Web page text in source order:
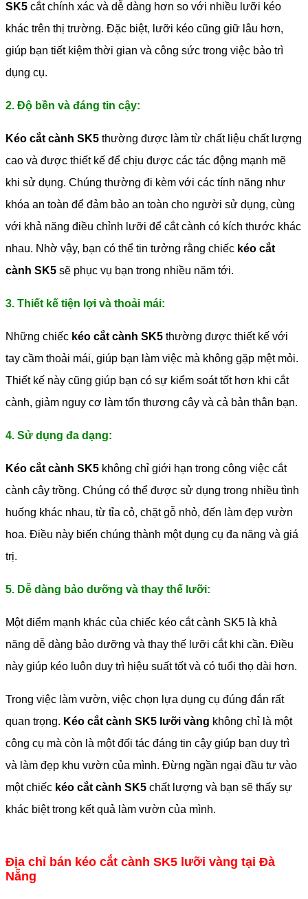
SK5 cắt chính xác và dễ dàng hơn so với nhiều lưỡi kéo
khác trên thị trường. Đặc biệt, lưỡi kéo cũng giữ lâu hơn,
giúp bạn tiết kiệm thời gian và công sức trong việc bảo trì
dụng cụ.
2. Độ bền và đáng tin cậy:
Kéo cắt cành SK5 thường được làm từ chất liệu chất lượng
cao và được thiết kế để chịu được các tác động mạnh mẽ
khi sử dụng. Chúng thường đi kèm với các tính năng như
khóa an toàn để đảm bảo an toàn cho người sử dụng, cùng
với khả năng điều chỉnh lưỡi để cắt cành có kích thước khác
nhau. Nhờ vậy, bạn có thể tin tưởng rằng chiếc kéo cắt
cành SK5 sẽ phục vụ bạn trong nhiều năm tới.
3. Thiết kế tiện lợi và thoải mái:
Những chiếc kéo cắt cành SK5 thường được thiết kế với
tay cầm thoải mái, giúp bạn làm việc mà không gặp mệt mỏi.
Thiết kế này cũng giúp bạn có sự kiểm soát tốt hơn khi cắt
cành, giảm nguy cơ làm tổn thương cây và cả bản thân bạn.
4. Sử dụng đa dạng:
Kéo cắt cành SK5 không chỉ giới hạn trong công việc cắt
cành cây trồng. Chúng có thể được sử dụng trong nhiều tình
huống khác nhau, từ tỉa cỏ, chặt gỗ nhỏ, đến làm đẹp vườn
hoa. Điều này biến chúng thành một dụng cụ đa năng và giá
trị.
5. Dễ dàng bảo dưỡng và thay thế lưỡi:
Một điểm mạnh khác của chiếc kéo cắt cành SK5 là khả
năng dễ dàng bảo dưỡng và thay thế lưỡi cắt khi cần. Điều
này giúp kéo luôn duy trì hiệu suất tốt và có tuổi thọ dài hơn.
Trong việc làm vườn, việc chọn lựa dụng cụ đúng đắn rất
quan trọng. Kéo cắt cành SK5 lưỡi vàng không chỉ là một
công cụ mà còn là một đối tác đáng tin cậy giúp bạn duy trì
và làm đẹp khu vườn của mình. Đừng ngần ngại đầu tư vào
một chiếc kéo cắt cành SK5 chất lượng và bạn sẽ thấy sự
khác biệt trong kết quả làm vườn của mình.
Địa chỉ bán kéo cắt cành SK5 lưỡi vàng tại Đà
Nẵng